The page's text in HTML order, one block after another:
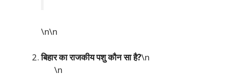
\n\n
बिहार का राजकीय पशु कौन सा है?\n
\n